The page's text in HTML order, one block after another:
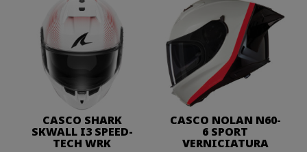
CASCO SHARK
SKWALL I3 SPEED-
TECH WRK
CASCO NOLAN N60-
6 SPORT
VERNICIATURA